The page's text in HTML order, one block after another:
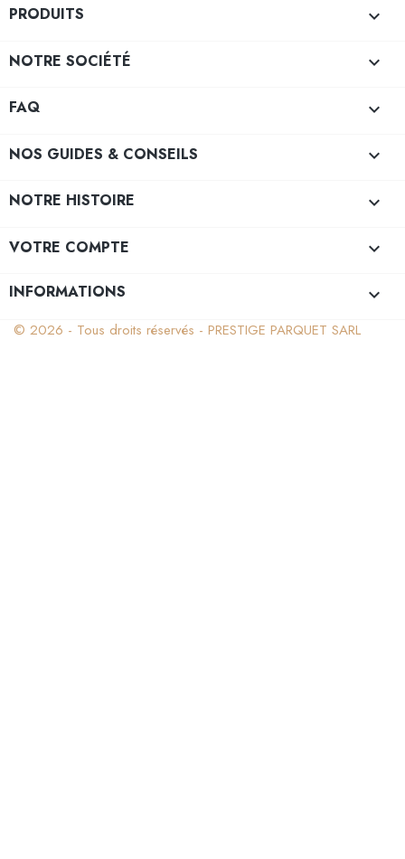
PRODUITS 
NOTRE SOCIÉTÉ 
FAQ 
NOS GUIDES & CONSEILS 
NOTRE HISTOIRE 
VOTRE COMPTE 
INFORMATIONS keyboard_arrow_down
© 2026 - Tous droits réservés - PRESTIGE PARQUET SARL